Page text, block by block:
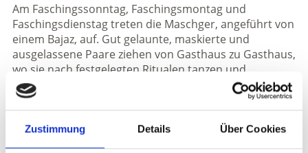
Zustimmung Details Über Cookies
Am Faschingssonntag, Faschingsmontag und
Faschingsdienstag treten die Maschger, angeführt von
einem Bajaz, auf. Gut gelaunte, maskierte und
ausgelassene Paare ziehen von Gasthaus zu Gasthaus,
wo sie nach festgelegten Ritualen tanzen und
Schabernack treiben.
Die Maskengruppe besteht aus acht Paaren: Herr und
Frau, Bauer und Bäuerin, Steyrer und Steyrerin,
Tuxner und Tuxnerin, Zillertaler und Zillertalerin, Mohr